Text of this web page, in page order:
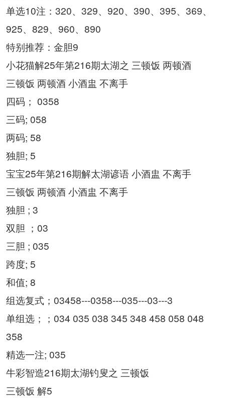
单选10注：320、329、920、390、395、369、
925、829、960、890
特别推荐：金胆9
小花猫解25年第216期太湖之 三顿饭 两顿酒
三顿饭 两顿酒 小酒盅 不离手
四码； 0358
三码; 058
两码; 58
独胆; 5
宝宝25年第216期解太湖谚语 小酒盅 不离手
三顿饭 两顿酒 小酒盅 不离手
独胆 ; 3
双胆 ；03
三胆 ; 035
跨度; 5
和值; 8
组选复式；03458---0358---035---03---3
单组选；；034 035 038 345 348 458 058 048
358
精选一注; 035
牛彩智造216期太湖钓叟之 三顿饭
三顿饭 解5